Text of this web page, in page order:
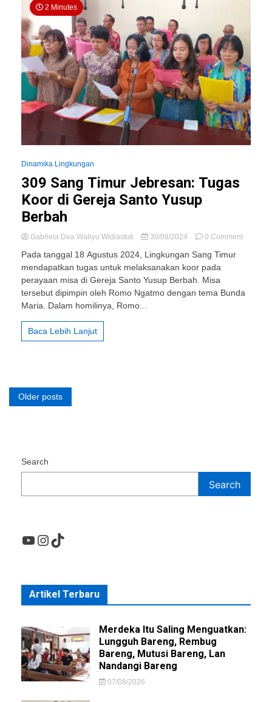
2 Minutes
Dinamika Lingkungan
309 Sang Timur Jebresan: Tugas
Koor di Gereja Santo Yusup
Berbah
Gabriela Dea Wahyu Widiastuti 30/08/2024 0 Commenton
Tugas
Pada tanggal 18 Agustus 2024, Lingkungan Sang Timur
mendapatkan tugas untuk melaksanakan koor pada
perayaan misa di Gereja Santo Yusup Berbah. Misa
tersebut dipimpin oleh Romo Ngatmo dengan tema Bunda
Maria. Dalam homilinya, Romo...
Baca Lebih Lanjut
Posts
Older posts
Search
Search
YouTube
Instagram
TikTok
Artikel Terbaru
Merdeka Itu Saling Menguatkan:
Lungguh Bareng, Rembug
Bareng, Mutusi Bareng, Lan
Nandangi Bareng
07/08/2026